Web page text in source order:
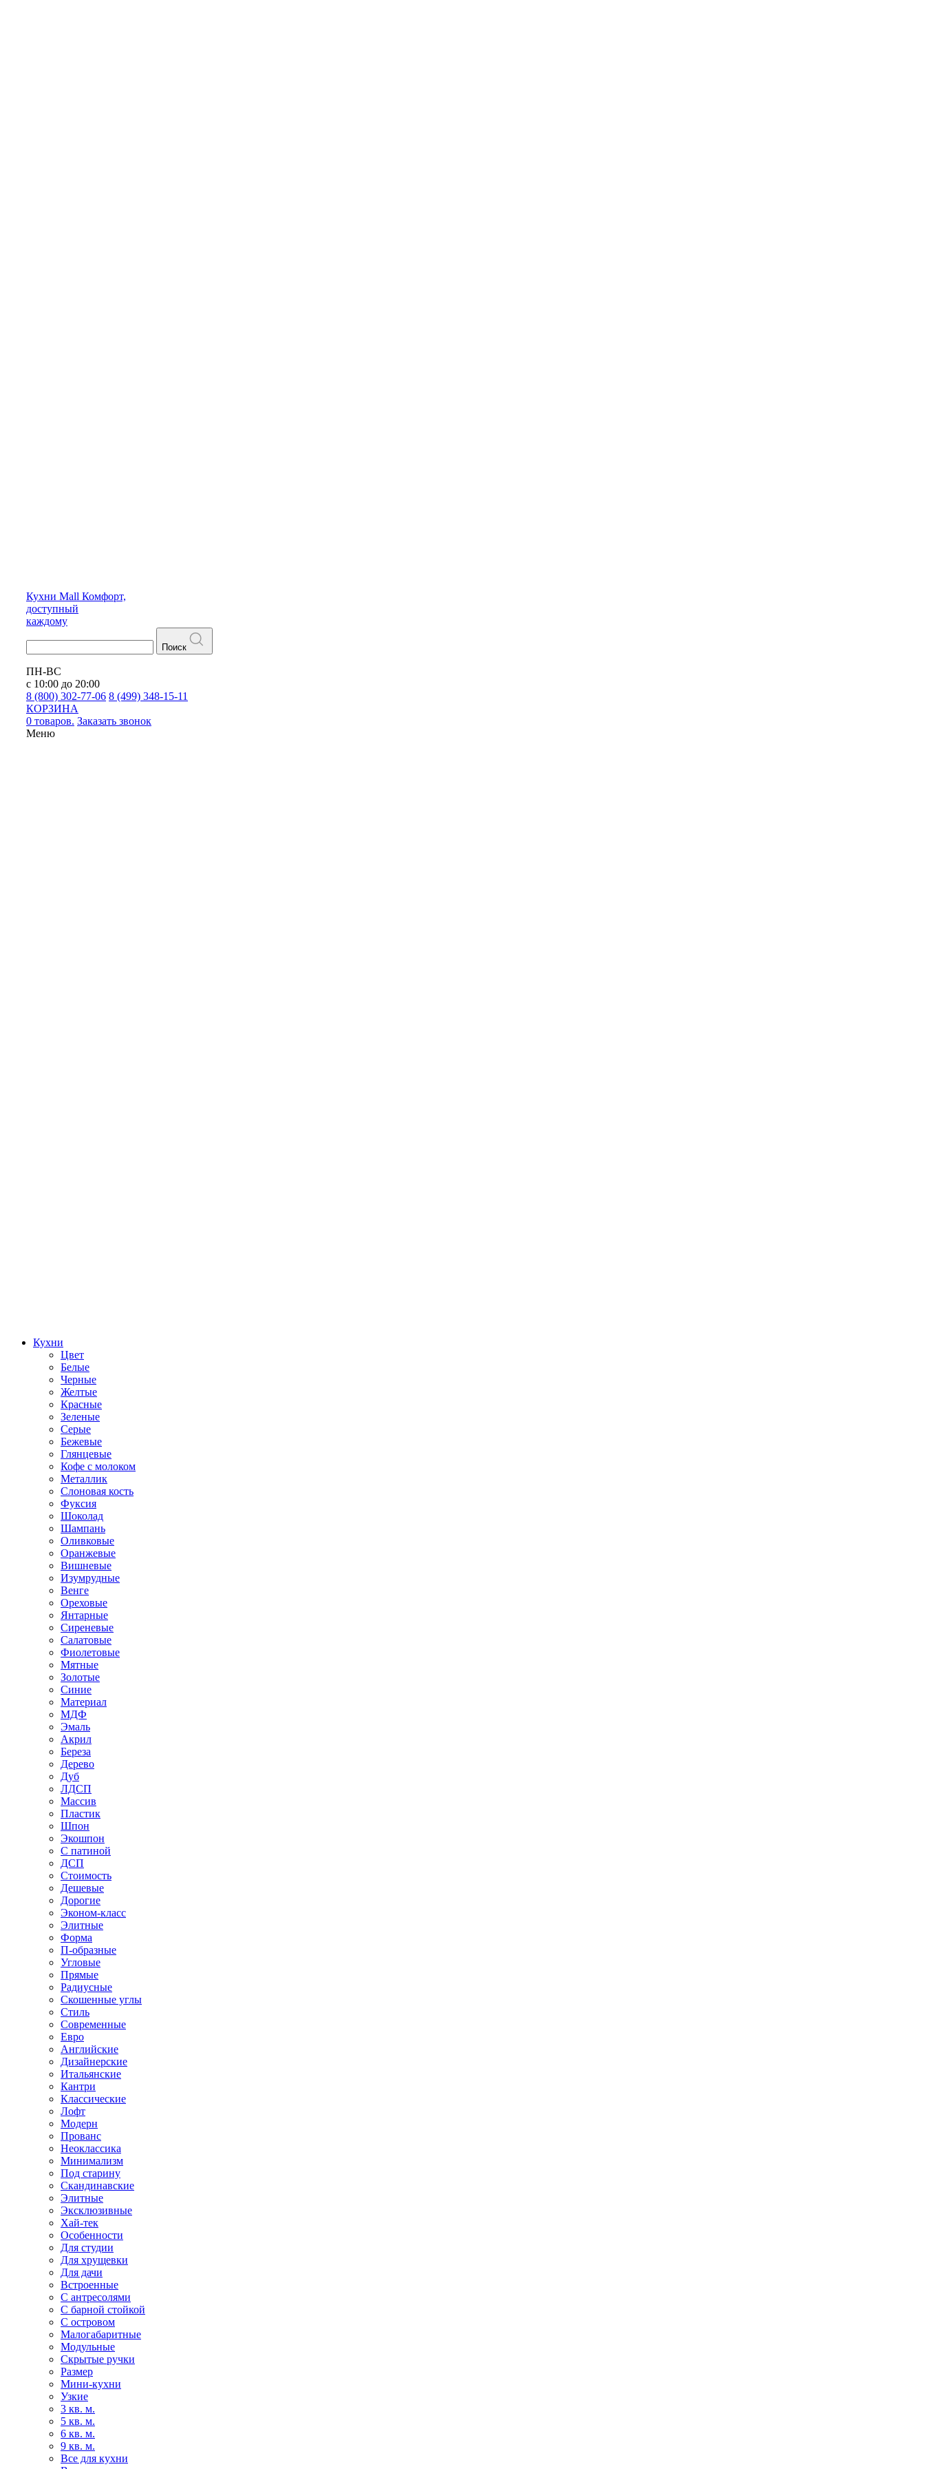
Кухни Mall Комфорт,
доступный
каждому
Поиск
ПН-ВС
с 10:00 до 20:00
8 (800) 302-77-06 8 (499) 348-15-11
КОРЗИНА
0 товаров. Заказать звонок
Меню
Кухни
Цвет
Белые
Черные
Желтые
Красные
Зеленые
Серые
Бежевые
Глянцевые
Кофе с молоком
Металлик
Слоновая кость
Фуксия
Шоколад
Шампань
Оливковые
Оранжевые
Вишневые
Изумрудные
Венге
Ореховые
Янтарные
Сиреневые
Салатовые
Фиолетовые
Мятные
Золотые
Синие
Материал
МДФ
Эмаль
Акрил
Береза
Дерево
Дуб
ЛДСП
Массив
Пластик
Шпон
Экошпон
С патиной
ДСП
Стоимость
Дешевые
Дорогие
Эконом-класс
Элитные
Форма
П-образные
Угловые
Прямые
Радиусные
Скошенные углы
Стиль
Современные
Евро
Английские
Дизайнерские
Итальянские
Кантри
Классические
Лофт
Модерн
Прованс
Неоклассика
Минимализм
Под старину
Скандинавские
Элитные
Эксклюзивные
Хай-тек
Особенности
Для студии
Для хрущевки
Для дачи
Встроенные
С антресолями
С барной стойкой
С островом
Малогабаритные
Модульные
Скрытые ручки
Размер
Мини-кухни
Узкие
3 кв. м.
5 кв. м.
6 кв. м.
9 кв. м.
Все для кухни